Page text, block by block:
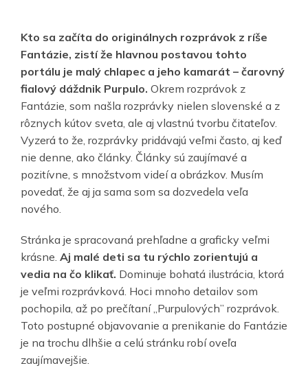
Kto sa začíta do originálnych rozprávok z ríše
Fantázie, zistí že hlavnou postavou tohto
portálu je malý chlapec a jeho kamarát – čarovný
fialový dáždnik Purpulo. Okrem rozprávok z
Fantázie, som našla rozprávky nielen slovenské a z
rôznych kútov sveta, ale aj vlastnú tvorbu čitateľov.
Vyzerá to že, rozprávky pridávajú veľmi často, aj keď
nie denne, ako články. Články sú zaujímavé a
pozitívne, s množstvom videí a obrázkov. Musím
povedať, že aj ja sama som sa dozvedela veľa
nového.
Stránka je spracovaná prehľadne a graficky veľmi
krásne. Aj malé deti sa tu rýchlo zorientujú a
vedia na čo klikať. Dominuje bohatá ilustrácia, ktorá
je veľmi rozprávková. Hoci mnoho detailov som
pochopila, až po prečítaní „Purpulových” rozprávok.
Toto postupné objavovanie a prenikanie do Fantázie
je na trochu dlhšie a celú stránku robí oveľa
zaujímavejšie.